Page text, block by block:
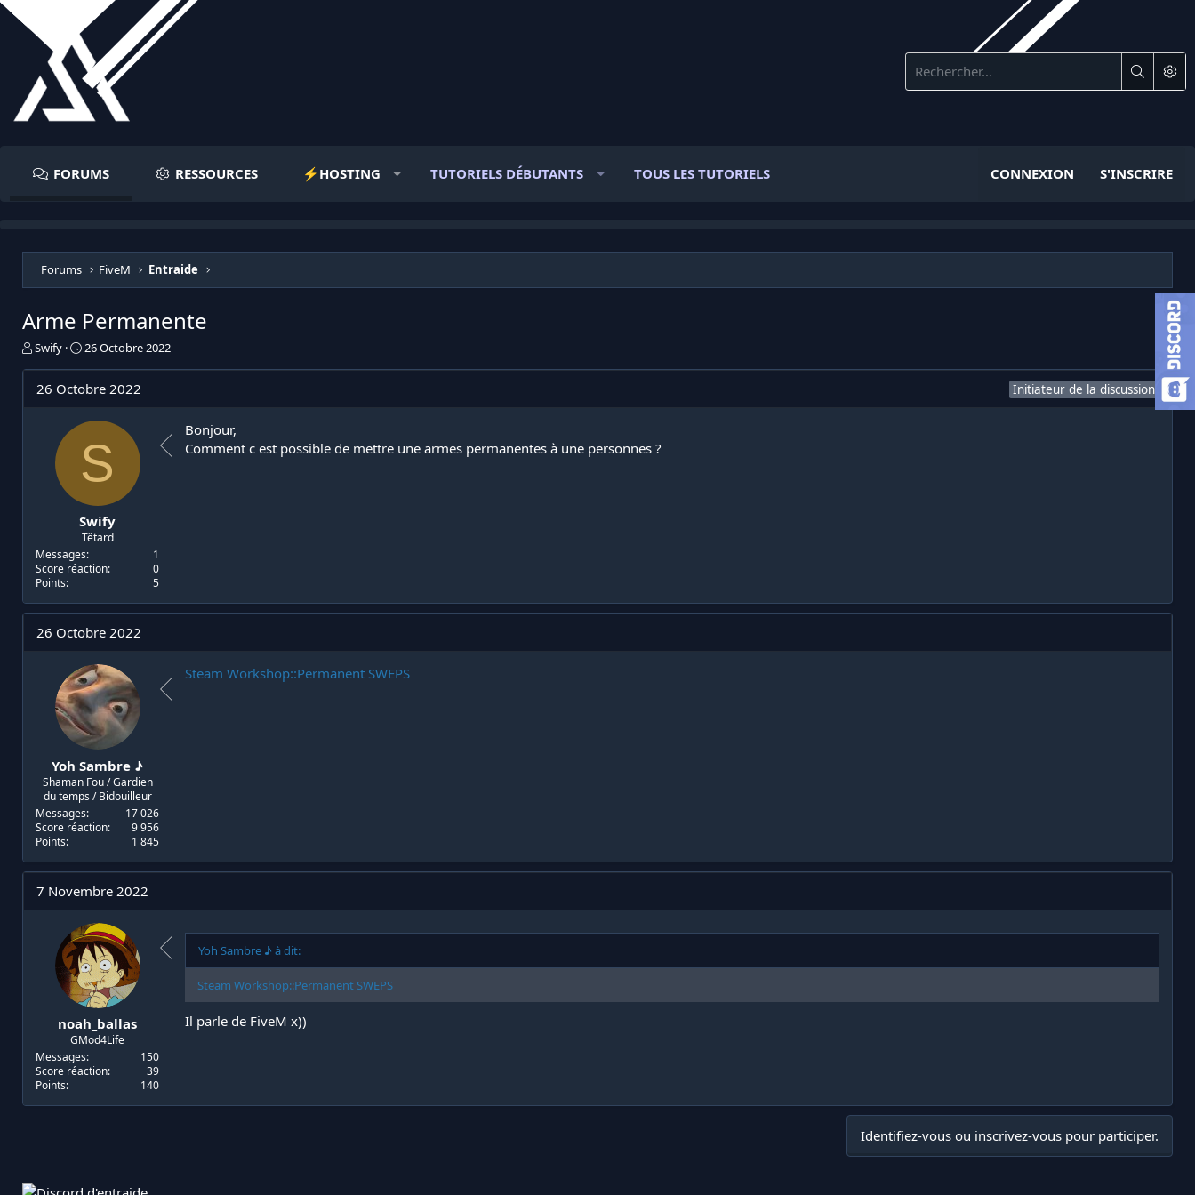
FORUMS RESSOURCES ⚡️HOSTING TUTORIELS DÉBUTANTS TOUS LES TUTORIELS CONNEXION S'INSCRIRE
Forums FiveM Entraide
Arme Permanente
I
t
a
d
s
c
u
Swify
D
e
e
d
é
b
t
26 Octobre 2022
26 Octobre 2022 Initiateur de la discussion
S
Swify
Têtard
Messages
1
Score réaction
0
Points
5
Bonjour,
Comment c est possible de mettre une armes permanentes à une personnes ?
26 Octobre 2022
Yoh Sambre ♪
Shaman Fou / Gardien
du temps / Bidouilleur
Messages
17 026
Score réaction
9 956
Points
1 845
Steam Workshop::Permanent SWEPS
7 Novembre 2022
noah_ballas
GMod4Life
Messages
150
Score réaction
39
Points
140
Yoh Sambre ♪ à dit:
Steam Workshop::Permanent SWEPS
Il parle de FiveM x))
Identifiez-vous ou inscrivez-vous pour participer.